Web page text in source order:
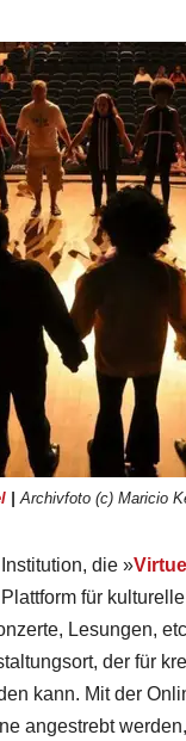
Archivfoto (c) Maricio
die »
für
Lesungen,
der für
kann. Mit der
angestrebt